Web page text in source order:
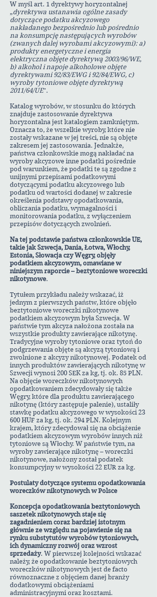
W myśl art. 1 dyrektywy horyzontalnej
„dyrektywa ustanawia ogólne zasady
dotyczące podatku akcyzowego
nakładanego bezpośrednio lub pośrednio
na konsumpcję następujących wyrobów
(zwanych dalej wyrobami akcyzowymi): a)
produkty energetyczne i energia
elektryczna objęte dyrektywą 2003/96/WE,
b) alkohol i napoje alkoholowe objęte
dyrektywami 92/83/EWG i 92/84/EWG, c)
wyroby tytoniowe objęte dyrektywą
2011/64/UE”.
Katalog wyrobów, w stosunku do których
znajduje zastosowanie dyrektywa
horyzontalna jest katalogiem zamkniętym.
Oznacza to, że wszelkie wyroby, które nie
zostały wskazane w jej treści, nie są objęte
zakresem jej zastosowania. Jednakże,
państwa członkowskie mogą nakładać na
wyroby akcyzowe inne podatki pośrednie
pod warunkiem, że podatki te są zgodne z
unijnymi przepisami podatkowymi
dotyczącymi podatku akcyzowego lub
podatku od wartości dodanej w zakresie
określenia podstawy opodatkowania,
obliczania podatku, wymagalności i
monitorowania podatku, z wyłączeniem
przepisów dotyczących zwolnień.
Na tej podstawie państwa członkowskie UE,
takie jak Szwecja, Dania, Łotwa, Włochy,
Estonia, Słowacja czy Węgry, objęły
podatkiem akcyzowym, omawiane w
niniejszym raporcie – beztytoniowe woreczki
nikotynowe.
Tytułem przykładu należy wskazać, iż
jednym z pierwszych państw, które objęło
beztytoniowe woreczki nikotynowe
podatkiem akcyzowym była Szwecja. W
państwie tym akcyza nałożona została na
wszystkie produkty zawierające nikotynę.
Tradycyjne wyroby tytoniowe oraz tytoń do
podgrzewania objęte są akcyzą tytoniową i
zwolnione z akcyzy nikotynowej. Podatek od
innych produktów zawierających nikotynę w
Szwecji wynosi 200 SEK za kg, tj. ok. 85 PLN.
Na objęcie woreczków nikotynowych
opodatkowaniem zdecydowały się także
Węgry, które dla produktu zawierającego
nikotynę (który zastępuje palenie), ustaliły
stawkę podatku akcyzowego w wysokości 23
600 HUF za kg, tj. ok. 294 PLN. Kolejnym
krajem, który zdecydował się na obciążenie
podatkiem akcyzowym wyrobów innych niż
tytoniowe są Włochy. W państwie tym, na
wyroby zawierające nikotynę – woreczki
nikotynowe, nałożony został podatek
konsumpcyjny w wysokości 22 EUR za kg.
Postulaty dotyczące systemu opodatkowania
woreczków nikotynowych w Polsce
Koncepcja opodatkowania beztytoniowych
saszetek nikotynowych staje się
zagadnieniem coraz bardziej istotnym
głównie ze względu na pojawienie się na
rynku substytutów wyrobów tytoniowych,
ich dynamiczny rozwój oraz wzrost
sprzedaży. W pierwszej kolejności wskazać
należy, że opodatkowanie beztytoniowych
woreczków nikotynowych jest de facto
równoznaczne z objęciem danej branży
dodatkowymi obciążeniami
administracyjnymi oraz kosztami.